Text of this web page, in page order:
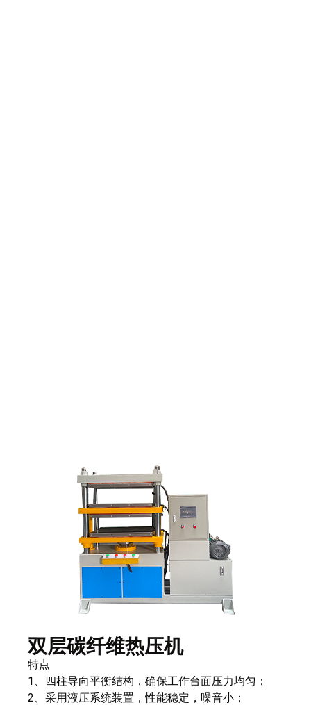
双层碳纤维热压机
特点
1、四柱导向平衡结构，确保工作台面压力均匀；
2、采用液压系统装置，性能稳定，噪音小；